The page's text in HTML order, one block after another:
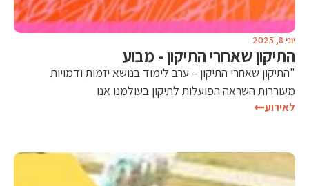
יוני 8, 2025
התיקון שאחרי התיקון - מבוע
"התיקון שאחרי התיקון – ערב לימוד בנושא יזמות ודמויות
מעוררות השראה הפועלות לתיקון בעולמנו אנו
לאירוע